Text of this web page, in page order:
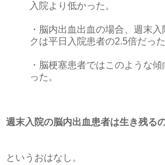
入院より低かった。
・脳内出血出血の場合、週末
クは平日入院患者の2.5倍だった
・脳梗塞患者ではこのような
った。
週末入院の脳内出血患者は生き残る
というおはなし。